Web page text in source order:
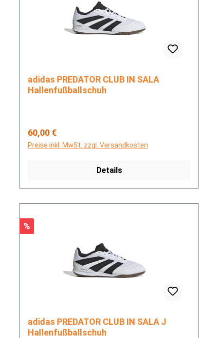
adidas PREDATOR CLUB IN SALA
Hallenfußballschuh
Regulärer Preis:
60,00 €
Preise inkl. MwSt. zzgl. Versandkosten
Details
Rabatt
%
adidas PREDATOR CLUB IN SALA J
Hallenfußballschuh